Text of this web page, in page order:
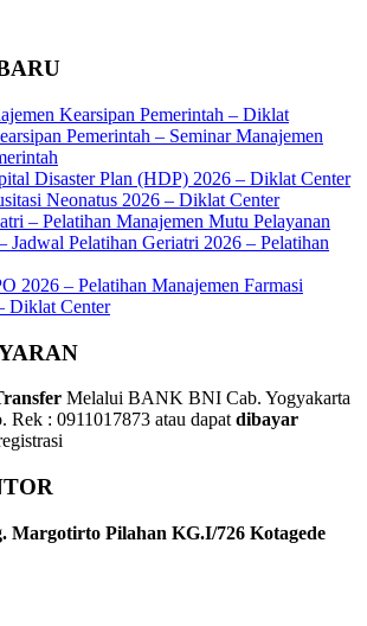
Kearsipan Pemerintah – Diklat
Pemerintah – Seminar Manajemen
Disaster Plan (HDP) 2026 – Diklat Center
Neonatus 2026 – Diklat Center
– Pelatihan Manajemen Mutu Pelayanan
Jadwal Pelatihan Geriatri 2026 – Pelatihan
2026 – Pelatihan Manajemen Farmasi
Diklat Center
Melalui BANK BNI Cab. Yogyakarta
Rek : 0911017873 atau dapatdibayar
Margotirto Pilahan KG.I/726 Kotagede